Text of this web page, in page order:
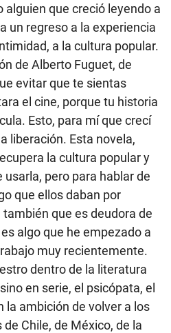
que creció leyendo a
un regreso a la experiencia
a la cultura popular.
de Alberto Fuguet, de
evitar que te sientas
el cine, porque tu historia
Esto, para mí que crecí
liberación. Esta novela,
la cultura popular y
pero para hablar de
que ellos daban por
que es deudora de
algo que he empezado a
muy recientemente.
dentro de la literatura
en serie, el psicópata, el
la ambición de volver a los
Chile, de México, de la